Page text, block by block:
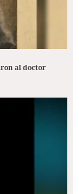
al doctor